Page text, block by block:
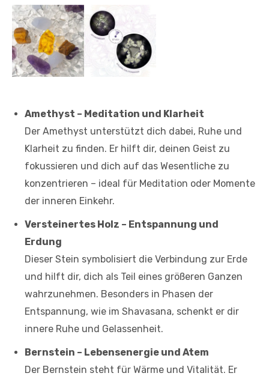
Amethyst – Meditation und Klarheit
Der Amethyst unterstützt dich dabei, Ruhe und
Klarheit zu finden. Er hilft dir, deinen Geist zu
fokussieren und dich auf das Wesentliche zu
konzentrieren – ideal für Meditation oder Momente
der inneren Einkehr.
Versteinertes Holz – Entspannung und
Erdung
Dieser Stein symbolisiert die Verbindung zur Erde
und hilft dir, dich als Teil eines größeren Ganzen
wahrzunehmen. Besonders in Phasen der
Entspannung, wie im Shavasana, schenkt er dir
innere Ruhe und Gelassenheit.
Bernstein – Lebensenergie und Atem
Der Bernstein steht für Wärme und Vitalität. Er